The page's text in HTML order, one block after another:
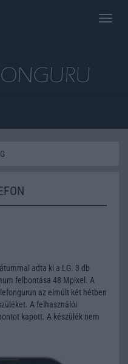
Toggle
adta ki a LG. 3 db
felbontása 48 Mpixel. A
az elmúlt két hétben
A felhasználói
kapott. A készülék nem